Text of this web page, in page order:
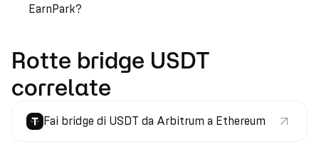
EarnPark?
Rotte bridge USDT
correlate
Fai bridge di USDT da Arbitrum a Ethereum